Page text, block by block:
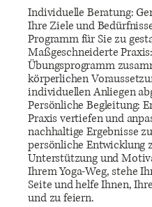
Individuelle Beratung:
Ihre Ziele und
Programm für Sie zu
Maßgeschneiderte
Übungsprogramm
körperlichen
individuellen Anliegen
Persönliche Begleitung:
Praxis vertiefen und
nachhaltige Ergebnisse
persönliche Entwicklung
Unterstützung und
Ihrem Yoga-Weg, stehe
Seite und helfe Ihnen,
und zu feiern.